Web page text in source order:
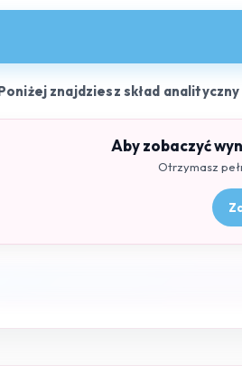
znajdziesz skład
Aby zobaczyć
Otrzymasz